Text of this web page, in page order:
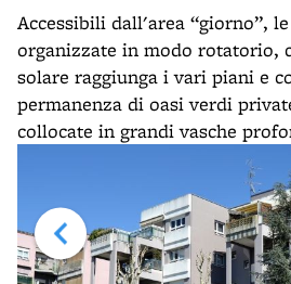
Accessibili dall'area “giorno”,
organizzate in modo rotatorio,
solare raggiunga i vari piani e
permanenza di oasi verdi
collocate in grandi vasche